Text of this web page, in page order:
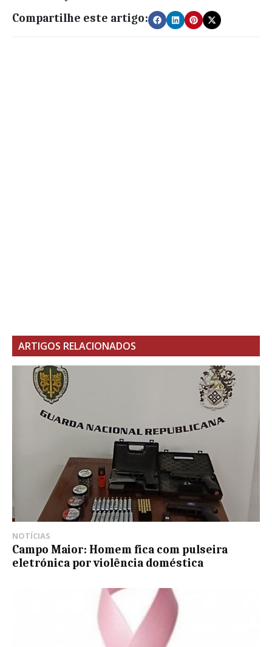
Compartilhe este artigo:
ARTIGOS RELACIONADOS
NOTÍCIAS
Campo Maior: Homem fica com pulseira
eletrónica por violência doméstica